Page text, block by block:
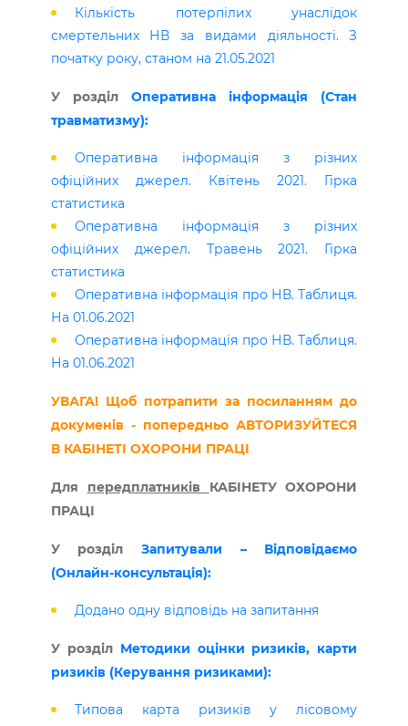
Кількість потерпілих унаслідок
смертельних НВ за видами діяльності. З
початку року, станом на 21.05.2021
У розділ Оперативна інформація (Стан
травматизму):
Оперативна інформація з різних
офіційних джерел. Квітень 2021. Гірка
статистика
Оперативна інформація з різних
офіційних джерел. Травень 2021. Гірка
статистика
Оперативна інформація про НВ. Таблиця.
На 01.06.2021
Оперативна інформація про НВ. Таблиця.
На 01.06.2021
УВАГА! Щоб потрапити за посиланням до
докуменів - попередньо АВТОРИЗУЙТЕСЯ
В КАБІНЕТІ ОХОРОНИ ПРАЦІ
Для передплатників КАБІНЕТУ ОХОРОНИ
ПРАЦІ
У розділ Запитували – Відповідаємо
(Онлайн-консультація):
Додано одну відповідь на запитання
У розділ Методики оцінки ризиків, карти
ризиків (Керування ризиками):
Типова карта ризиків у лісовому